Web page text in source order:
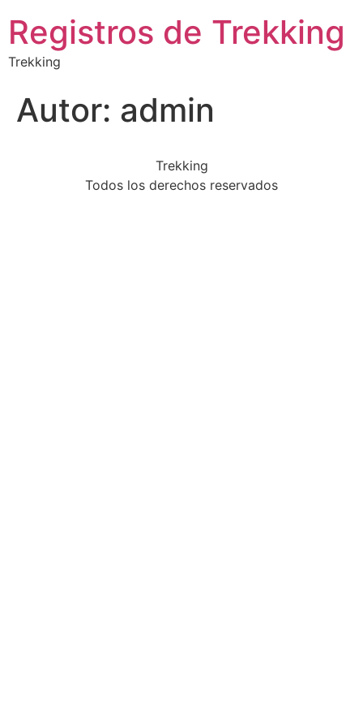
Registros de Trekking
Trekking
Autor: admin
Trekking
Todos los derechos reservados